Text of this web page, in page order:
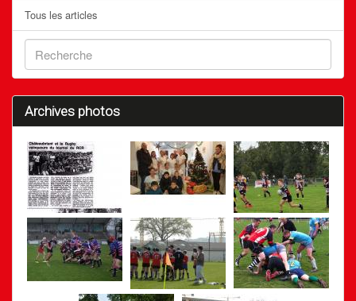
Tous les articles
Archives photos